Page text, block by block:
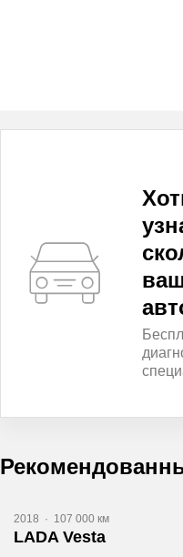
2018 · 107 000 км
LADA Vesta